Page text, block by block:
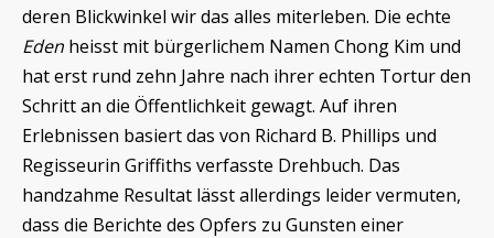
deren Blickwinkel wir das alles miterleben. Die echte
Eden heisst mit bürgerlichem Namen Chong Kim und
hat erst rund zehn Jahre nach ihrer echten Tortur den
Schritt an die Öffentlichkeit gewagt. Auf ihren
Erlebnissen basiert das von Richard B. Phillips und
Regisseurin Griffiths verfasste Drehbuch. Das
handzahme Resultat lässt allerdings leider vermuten,
dass die Berichte des Opfers zu Gunsten einer